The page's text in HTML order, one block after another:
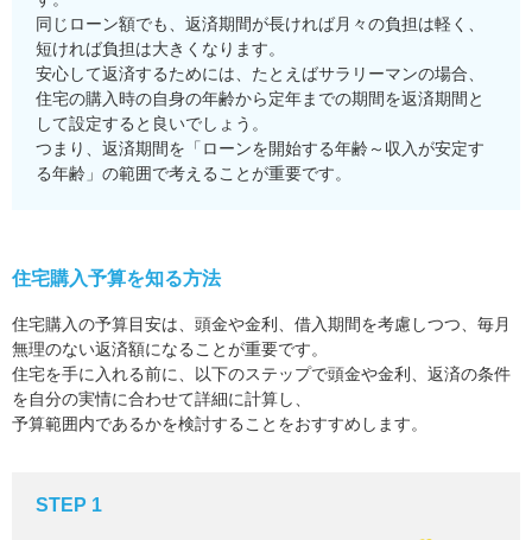
同じローン額でも、返済期間が長ければ月々の負担は軽く、
短ければ負担は大きくなります。
安心して返済するためには、たとえばサラリーマンの場合、
住宅の購入時の自身の年齢から定年までの期間を返済期間と
して設定すると良いでしょう。
つまり、返済期間を「ローンを開始する年齢～収入が安定す
る年齢」の範囲で考えることが重要です。
住宅購入予算を知る方法
住宅購入の予算目安は、頭金や金利、借入期間を考慮しつつ、毎月
無理のない返済額になることが重要です。
住宅を手に入れる前に、以下のステップで頭金や金利、返済の条件
を自分の実情に合わせて詳細に計算し、
予算範囲内であるかを検討することをおすすめします。
STEP 1